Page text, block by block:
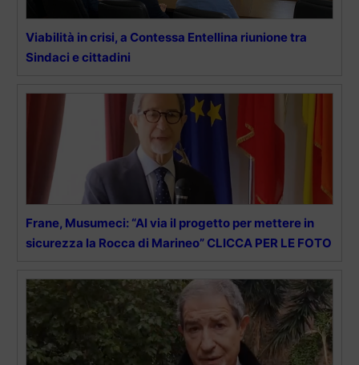
Viabilità in crisi, a Contessa Entellina riunione tra
Sindaci e cittadini
Frane, Musumeci: “Al via il progetto per mettere in
sicurezza la Rocca di Marineo” CLICCA PER LE FOTO